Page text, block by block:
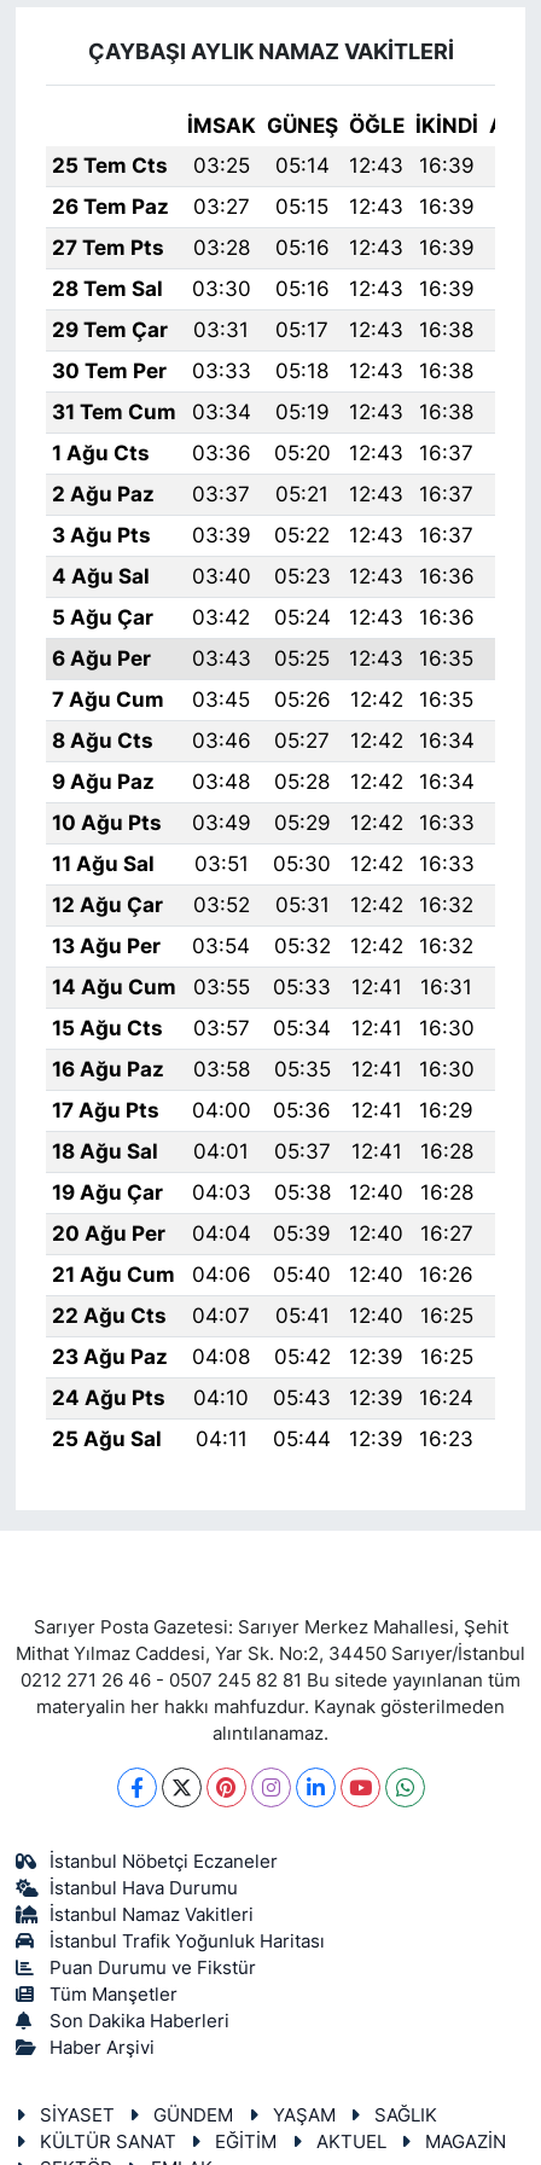
ÇAYBAŞI AYLIK NAMAZ VAKITLERI
İMSAK GÜNEŞ ÖĞLE İKINDI
25 Tem Cts
03:25 05:14 12:43 16:39
26 Tem Paz
03:27 05:15 12:43 16:39
27 Tem Pts
03:28 05:16 12:43 16:39
28 Tem Sal
03:30 05:16 12:43 16:39
29 Tem Çar
03:31 05:17 12:43 16:38
30 Tem Per
03:33 05:18 12:43 16:38
31 Tem Cum
03:34 05:19 12:43 16:38
1 Ağu Cts
03:36 05:20 12:43 16:37
2 Ağu Paz
03:37 05:21 12:43 16:37
3 Ağu Pts
03:39 05:22 12:43 16:37
4 Ağu Sal
03:40 05:23 12:43 16:36
5 Ağu Çar
03:42 05:24 12:43 16:36
6 Ağu Per
03:43 05:25 12:43 16:35
7 Ağu Cum
03:45 05:26 12:42 16:35
8 Ağu Cts
03:46 05:27 12:42 16:34
9 Ağu Paz
03:48 05:28 12:42 16:34
10 Ağu Pts
03:49 05:29 12:42 16:33
11 Ağu Sal
03:51 05:30 12:42 16:33
12 Ağu Çar
03:52 05:31 12:42 16:32
13 Ağu Per
03:54 05:32 12:42 16:32
14 Ağu Cum
03:55 05:33 12:41 16:31
15 Ağu Cts
03:57 05:34 12:41 16:30
16 Ağu Paz
03:58 05:35 12:41 16:30
17 Ağu Pts
04:00 05:36 12:41 16:29
18 Ağu Sal
04:01 05:37 12:41 16:28
19 Ağu Çar
04:03 05:38 12:40 16:28
20 Ağu Per
04:04 05:39 12:40 16:27
21 Ağu Cum
04:06 05:40 12:40 16:26
22 Ağu Cts
04:07 05:41 12:40 16:25
23 Ağu Paz
04:08 05:42 12:39 16:25
24 Ağu Pts
04:10 05:43 12:39 16:24
25 Ağu Sal
04:11 05:44 12:39 16:23
Sarıyer Posta Gazetesi: Sarıyer Merkez Mahallesi, Şehit
Mithat Yılmaz Caddesi, Yar Sk. No:2, 34450 Sarıyer/İstanbul
0212 271 26 46 - 0507 245 82 81 Bu sitede yayınlanan tüm
materyalin her hakkı mahfuzdur. Kaynak gösterilmeden
alıntılanamaz.
İstanbul Nöbetçi Eczaneler
İstanbul Hava Durumu
İstanbul Namaz Vakitleri
İstanbul Trafik Yoğunluk Haritası
Puan Durumu ve Fikstür
Tüm Manşetler
Son Dakika Haberleri
Haber Arşivi
SİYASET GÜNDEM YAŞAM
SAĞLIK
KÜLTÜR SANAT
EĞİTİM AKTUEL
MAGAZİN